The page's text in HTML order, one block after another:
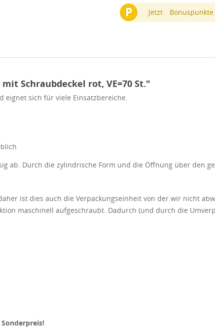
P Jetzt
Schraubdeckel rot, VE=70 St."
eignet sich für viele Einsatzbereiche.
ab. Durch die zylindrische Form und die Öffnung über den
ist dies auch die Verpackungseinheit von der wir nicht
maschinell aufgeschraubt. Dadurch (und durch die